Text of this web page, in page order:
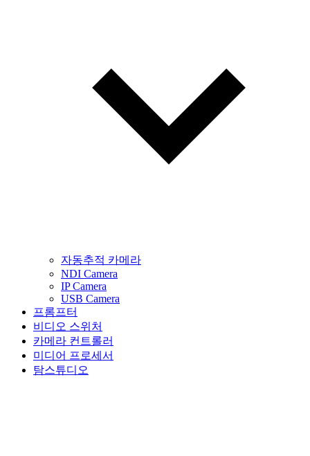
자동추적 카메라
NDI Camera
IP Camera
USB Camera
프롬프터
비디오 스위처
카메라 컨트롤러
미디어 프로세서
탐스튜디오